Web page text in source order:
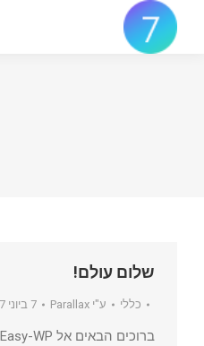
שלום עולם!
כללי ע"י Parallax 7 ביוני 2017